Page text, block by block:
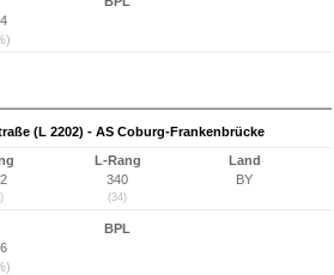
(L 2202) - AS Coburg-Frankenbrücke
L-Rang
340
(34)
Land
BY
BPL